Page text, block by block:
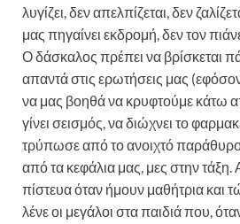
λυγίζει, δεν απελπίζεται, δεν
μας πηγαίνει εκδρομή, δεν τον
Ο δάσκαλος πρέπει να βρίσκεται
απαντά στις ερωτήσεις μας
να μας βοηθά να κρυφτούμε κάτω
γίνει σεισμός, να διώχνει το
τρύπωσε από το ανοιχτό
από τα κεφάλια μας, μες στην τάξη.
πίστευα όταν ήμουν μαθήτρια και
λένε οι μεγάλοι στα παιδιά που,